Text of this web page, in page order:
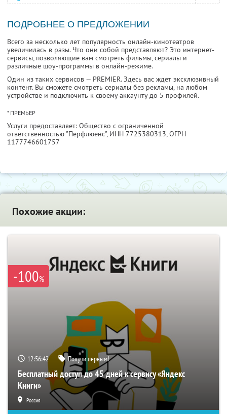
ПОДРОБНЕЕ О ПРЕДЛОЖЕНИИ
Всего за несколько лет популярность онлайн-кинотеатров
увеличилась в разы. Что они собой представляют? Это интернет-
сервисы, позволяющие вам смотреть фильмы, сериалы и
различные шоу-программы в онлайн-режиме.
Один из таких сервисов — PREMIER. Здесь вас ждет эксклюзивный
контент. Вы сможете смотреть сериалы без рекламы, на любом
устройстве и подключить к своему аккаунту до 5 профилей.
* ПРЕМЬЕР
Услуги предоставляет: Общество с ограниченной
ответственностью "Перфлюенс", ИНН 7725380313, ОГРН
1177746601757
Похожие акции:
-100%
12:56:41 Получи первым!
Бесплатный доступ до 45 дней к сервису «Яндекс
Книги»
Россия